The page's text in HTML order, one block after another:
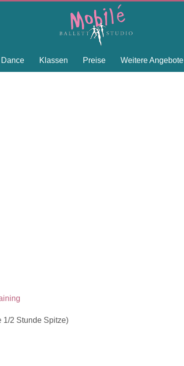
Klassen Preise Weitere Angebote
1/2 Stunde Spitze)